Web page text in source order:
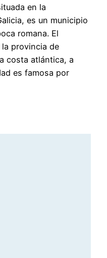
en la
es un municipio
romana. El
provincia de
costa atlántica, a
es famosa por